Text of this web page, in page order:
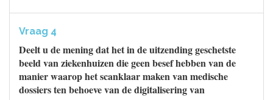
Vraag 4
Deelt u de mening dat het in de uitzending geschetste
beeld van ziekenhuizen die geen besef hebben van de
manier waarop het scanklaar maken van medische
dossiers ten behoeve van de digitalisering van